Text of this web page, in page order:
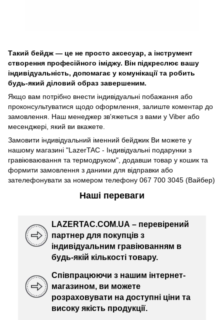
Такий бейдж — це не просто аксесуар, а інструмент
створення професійного іміджу. Він підкреслює вашу
індивідуальність, допомагає у комунікації та робить
будь-який діловий образ завершеним.
Якщо вам потрібно внести індивідуальні побажання або
проконсультуватися щодо оформлення, залиште коментар до
замовлення. Наш менеджер зв'яжеться з вами у Viber або
месенджері, який ви вкажете.
Замовити індивідуальний іменний бейджик Ви можете у
нашому магазині "LazerTAC - Індивідуальні подарунки з
гравіюваювання та термодруком", додавши товар у кошик та
формити замовлення з даними для відправки або
зателефонувати за номером телефону 067 700 3045 (Вайбер)
Наші переваги
LAZERTAC.COM.UA – перевірений
партнер для покупців з
індивідуальним гравіюванням в
будь-якій кількості товару.
Співпрацюючи з нашим інтернет-
магазином, ви можете
розраховувати на доступні ціни та
високу якість продукції.